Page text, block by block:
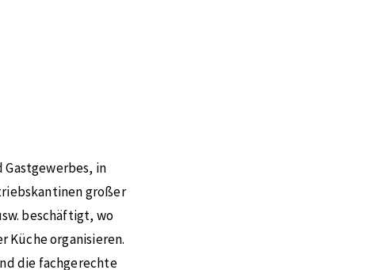
in
großer
beschäftigt, wo
Küche organisieren.
die fachgerechte